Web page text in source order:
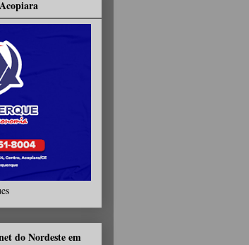
do Nordeste em